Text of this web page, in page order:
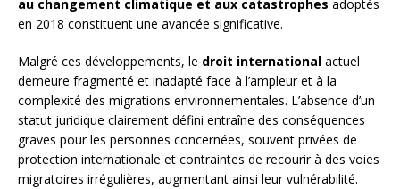
au changement climatique et aux catastrophes adoptés
en 2018 constituent une avancée significative.
Malgré ces développements, le droit international actuel
demeure fragmenté et inadapté face à l’ampleur et à la
complexité des migrations environnementales. L’absence d’un
statut juridique clairement défini entraîne des conséquences
graves pour les personnes concernées, souvent privées de
protection internationale et contraintes de recourir à des voies
migratoires irrégulières, augmentant ainsi leur vulnérabilité.